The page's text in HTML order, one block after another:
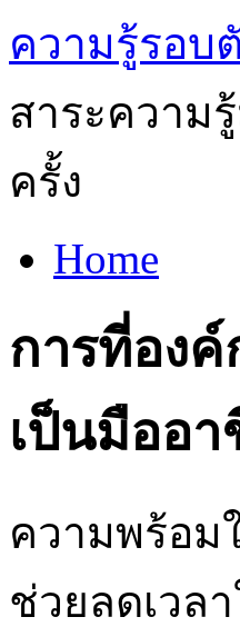
ความรู้รอบ
สาระความ
ครั้ง
Home
การที่องค์
เป็นมืออ
ความพร้อม
ช่วยลดเวล